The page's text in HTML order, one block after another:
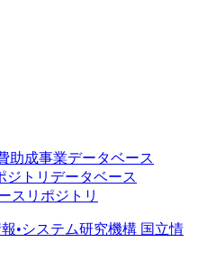
助成事業データベース
ジトリデータベース
スリポジトリ